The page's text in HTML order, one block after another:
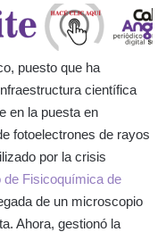
puesto que ha
científica
en la puesta en
fotoelectrones de rayos
por la crisis
de Fisicoquímica de
de un microscopio
Ahora, gestionó la